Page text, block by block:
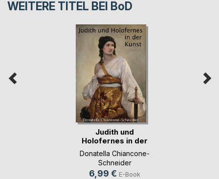
WEITERE TITEL BEI BoD
Judith und
Holofernes in der
Kunst
Donatella Chiancone-
Schneider
6,99 € E-Book